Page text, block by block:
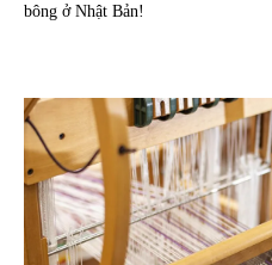
bông ở Nhật Bản!